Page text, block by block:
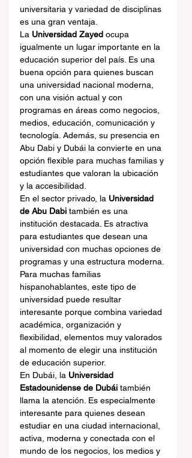
universitaria y variedad de disciplinas
es una gran ventaja.
La Universidad Zayed ocupa
igualmente un lugar importante en la
educación superior del país. Es una
buena opción para quienes buscan
una universidad nacional moderna,
con una visión actual y con
programas en áreas como negocios,
medios, educación, comunicación y
tecnología. Además, su presencia en
Abu Dabi y Dubái la convierte en una
opción flexible para muchas familias y
estudiantes que valoran la ubicación
y la accesibilidad.
En el sector privado, la Universidad
de Abu Dabi también es una
institución destacada. Es atractiva
para estudiantes que desean una
universidad con muchas opciones de
programas y una estructura moderna.
Para muchas familias
hispanohablantes, este tipo de
universidad puede resultar
interesante porque combina variedad
académica, organización y
flexibilidad, elementos muy valorados
al momento de elegir una institución
de educación superior.
En Dubái, la Universidad
Estadounidense de Dubái también
llama la atención. Es especialmente
interesante para quienes desean
estudiar en una ciudad internacional,
activa, moderna y conectada con el
mundo de los negocios, los medios y